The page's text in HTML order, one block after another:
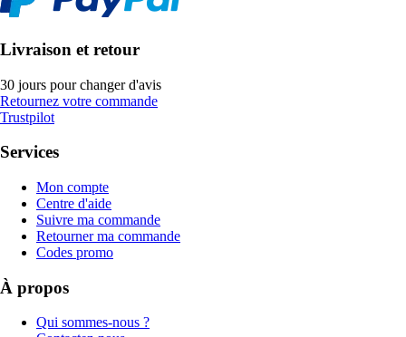
Livraison et retour
30 jours pour changer d'avis
Retournez votre commande
Trustpilot
Services
Mon compte
Centre d'aide
Suivre ma commande
Retourner ma commande
Codes promo
À propos
Qui sommes-nous ?